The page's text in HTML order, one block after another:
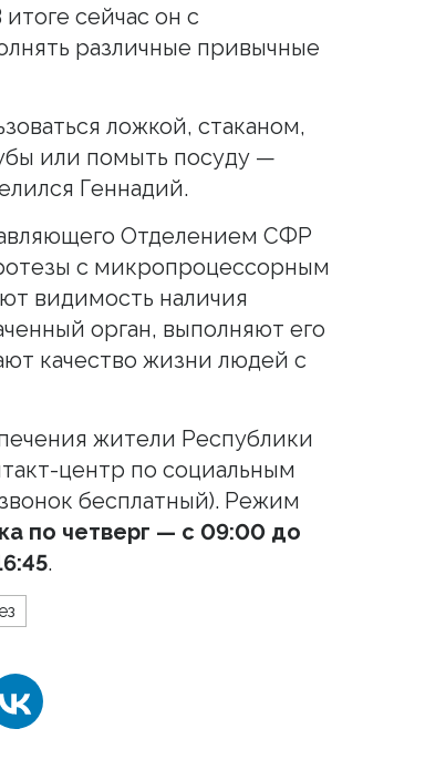
сейчас он с
различные привычные
ложкой, стаканом,
или помыть посуду —
Геннадий.
Отделением СФР
с микропроцессорным
видимость наличия
орган, выполняют его
качество жизни людей с
жители Республики
центр по социальным
бесплатный). Режим
по четверг — с 09:00 до
.